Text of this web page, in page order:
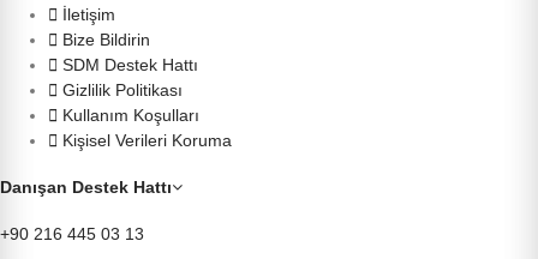
İletişim
Bize Bildirin
SDM Destek Hattı
Gizlilik Politikası
Kullanım Koşulları
Kişisel Verileri Koruma
Danışan Destek Hattı
+90 216 445 03 13